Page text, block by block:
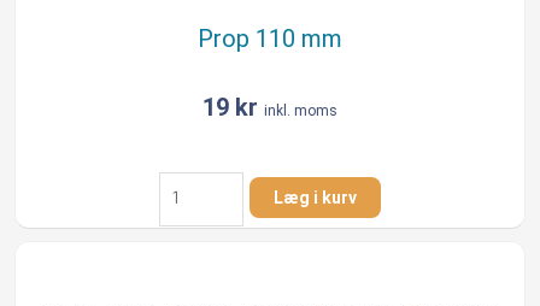
Prop 110 mm
19 kr inkl. moms
Prop
110
mm
Læg i kurv